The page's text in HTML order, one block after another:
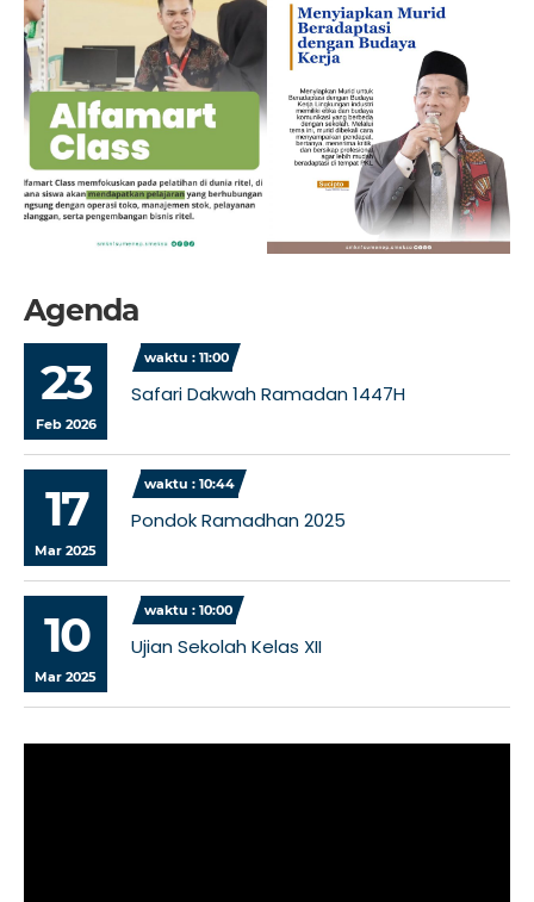
Agenda
23
Feb 2026
waktu : 11:00
Safari Dakwah Ramadan 1447H
17
Mar 2025
waktu : 10:44
Pondok Ramadhan 2025
10
Mar 2025
waktu : 10:00
Ujian Sekolah Kelas XII